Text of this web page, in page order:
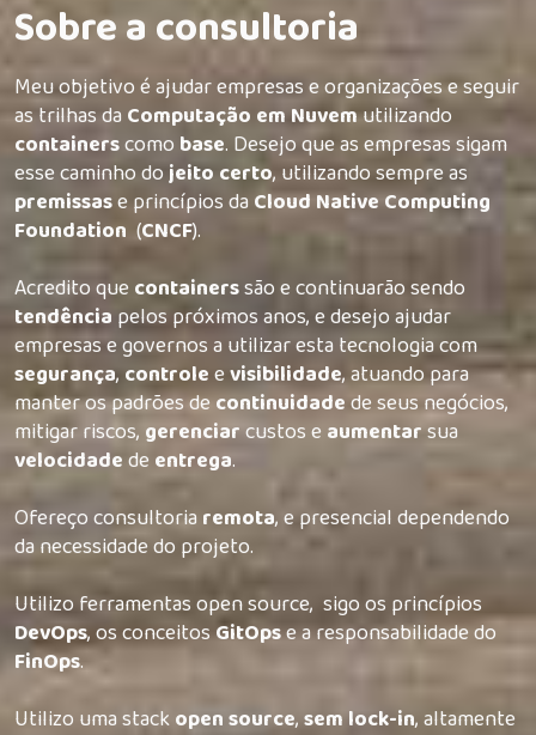
Sobre a consultoria
Meu objetivo é ajudar empresas e organizações e seguir
as trilhas da Computação em Nuvemutilizando
containerscomo base. Desejo que as empresas sigam
esse caminho dojeito certo, utilizando sempre as
premissase princípios daCloud Native Computing
Foundation (CNCF).
Acredito que containerssão e continuarão sendo
tendência pelos próximos anos, e desejo ajudar
empresas e governos a utilizar esta tecnologia com
segurança, controleevisibilidade, atuando para
manter os padrões decontinuidadede seus negócios,
mitigar riscos, gerenciarcustos e aumentarsua
velocidadede entrega.
Ofereço consultoriaremota, e presencial dependendo
da necessidade do projeto.
Utilizo ferramentas open source, sigo os princípios
DevOps, os conceitosGitOpse a responsabilidade do
FinOps.
Utilizo uma stackopen source,sem lock-in, altamente